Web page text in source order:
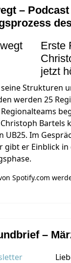
–
Erste
jetzt
seine Strukturen
werden 25
Bartels
UB25. Im
gibt er Einblick in
Spotify.com
–